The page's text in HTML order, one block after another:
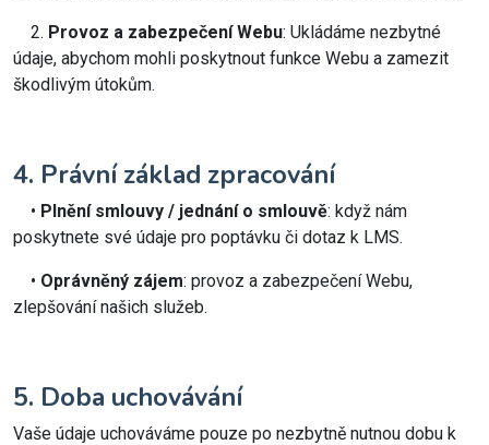
2. Provoz a zabezpečení Webu: Ukládáme nezbytné
údaje, abychom mohli poskytnout funkce Webu a zamezit
škodlivým útokům.
4. Právní základ zpracování
• Plnění smlouvy / jednání o smlouvě: když nám
poskytnete své údaje pro poptávku či dotaz k LMS.
• Oprávněný zájem: provoz a zabezpečení Webu,
zlepšování našich služeb.
5. Doba uchovávání
Vaše údaje uchováváme pouze po nezbytně nutnou dobu k